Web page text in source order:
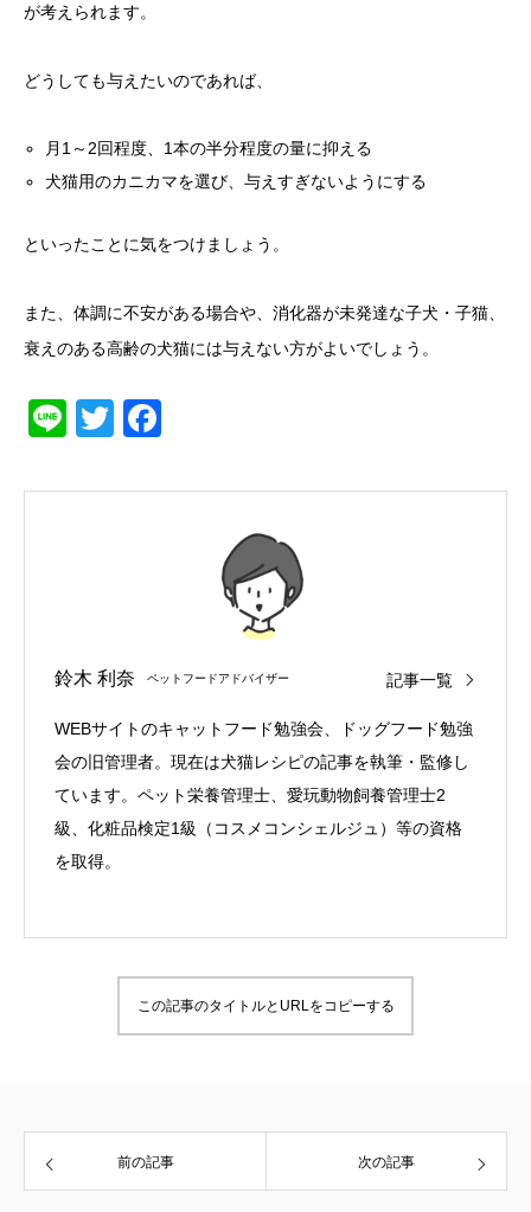
が考えられます。
どうしても与えたいのであれば、
月1～2回程度、1本の半分程度の量に抑える
犬猫用のカニカマを選び、与えすぎないようにする
といったことに気をつけましょう。
また、体調に不安がある場合や、消化器が未発達な子犬・子猫、
衰えのある高齢の犬猫には与えない方がよいでしょう。
LineTwitter
鈴木 利奈 ペットフードアドバイザー 記事一覧
WEBサイトのキャットフード勉強会、ドッグフード勉強
会の旧管理者。現在は犬猫レシピの記事を執筆・監修し
ています。ペット栄養管理士、愛玩動物飼養管理士2
級、化粧品検定1級（コスメコンシェルジュ）等の資格
を取得。
この記事のタイトルとURLをコピーする
前の記事 次の記事